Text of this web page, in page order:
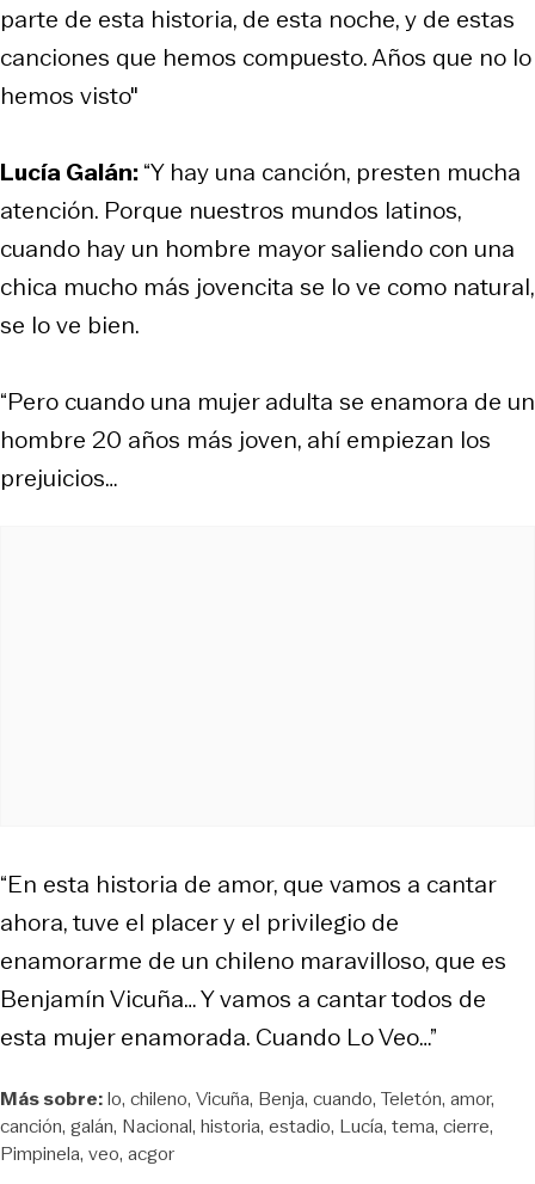
parte de esta historia, de esta noche, y de estas
canciones que hemos compuesto. Años que no lo
hemos visto"
Lucía Galán:“Y hay una canción, presten mucha
atención. Porque nuestros mundos latinos,
cuando hay un hombre mayor saliendo con una
chica mucho más jovencita se lo ve como natural,
se lo ve bien.
“Pero cuando una mujer adulta se enamora de un
hombre 20 años más joven, ahí empiezan los
prejuicios…
“En esta historia de amor, que vamos a cantar
ahora, tuve el placer y el privilegio de
enamorarme de un chileno maravilloso, que es
Benjamín Vicuña… Y vamos a cantar todos de
esta mujer enamorada. Cuando Lo Veo…”
Más sobre:lo chileno Vicuña Benja cuando Teletón amor
canción galán Nacional historia estadio Lucía tema cierre
Pimpinela veo acgor